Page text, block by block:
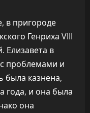
в пригороде
Генриха VIII
Елизавета в
проблемами и
была казнена,
года, и она была
она